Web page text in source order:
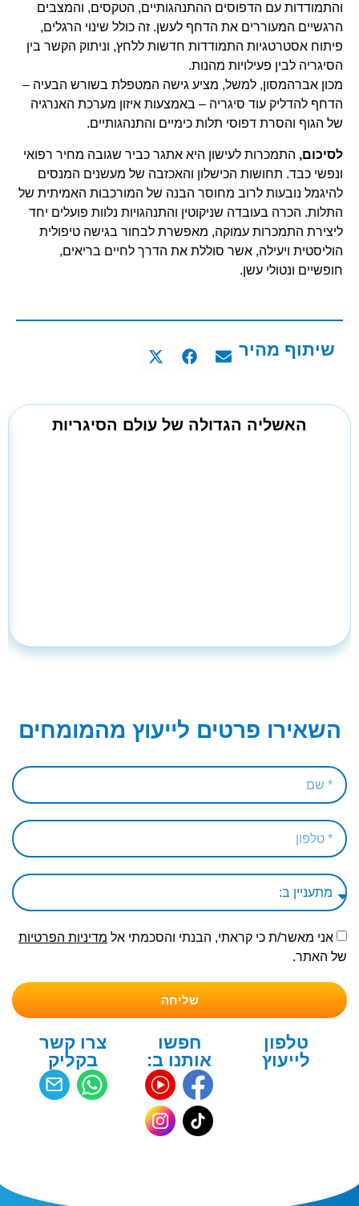
והתמודדות עם הדפוסים ההתנהגותיים, הטקסים, והמצבים
הרגשיים המעוררים את הדחף לעשן. זה כולל שינוי הרגלים,
פיתוח אסטרטגיות התמודדות חדשות ללחץ, וניתוק הקשר בין
הסיגריה לבין פעילויות מהנות.
מכון אברהמסון, למשל, מציע גישה המטפלת בשורש הבעיה –
הדחף להדליק עוד סיגריה – באמצעות איזון מערכת האנרגיה
של הגוף והסרת דפוסי תלות כימיים והתנהגותיים.
לסיכום, התמכרות לעישון היא אתגר כביר שגובה מחיר רפואי
ונפשי כבד. תחושות הכישלון והאכזבה של מעשנים המנסים
להיגמל נובעות לרוב מחוסר הבנה של המורכבות האמיתית של
התלות. הכרה בעובדה שניקוטין והתנהגויות נלוות פועלים יחד
ליצירת התמכרות עמוקה, מאפשרת לבחור בגישה טיפולית
הוליסטית ויעילה, אשר סוללת את הדרך לחיים בריאים,
חופשיים ונטולי עשן.
שיתוף מהיר
האשליה הגדולה של עולם הסיגריות
השאירו פרטים לייעוץ מהמומחים
אני מאשר/ת כי קראתי, הבנתי והסכמתי אל מדיניות הפרטיות
של האתר.
שליחה
טלפון
לייעוץ
חפשו
אותנו ב:
צרו קשר
בקליק